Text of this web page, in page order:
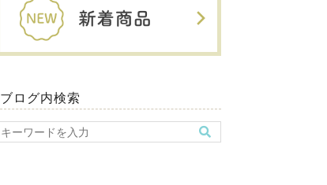
ブログ内検索